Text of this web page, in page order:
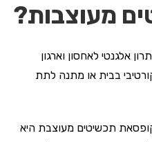
מעוצבות?
אלגנטי לאחסון וארגון
בבית או מתנה לתת
תכשיטים מעוצבת היא